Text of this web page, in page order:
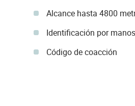
Alcance hasta 4800
Identificación por
Código de coacción